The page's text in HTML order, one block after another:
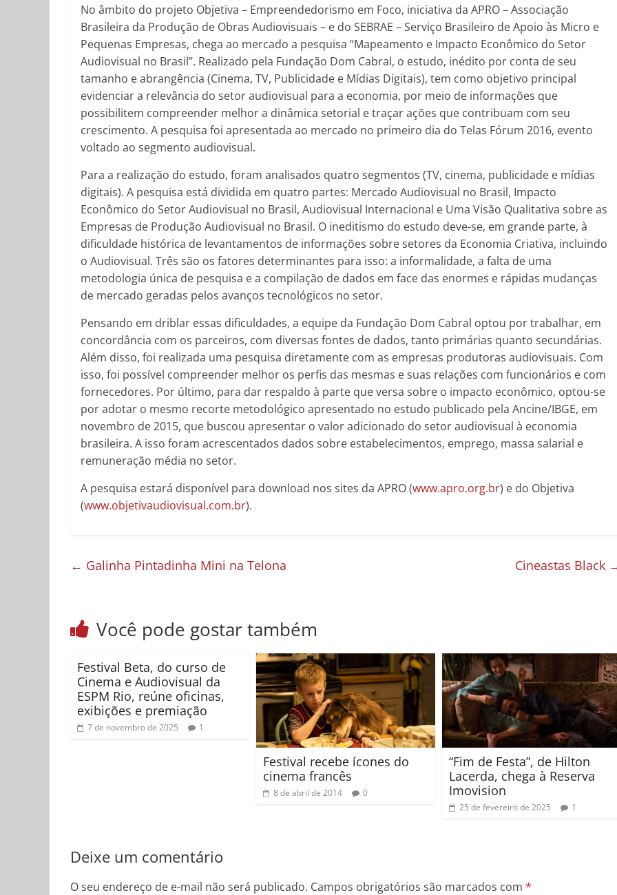
No âmbito do projeto Objetiva – Empreendedorismo em Foco, iniciativa da APRO – Associação
Brasileira da Produção de Obras Audiovisuais – e do SEBRAE – Serviço Brasileiro de Apoio às Micro e
Pequenas Empresas, chega ao mercado a pesquisa “Mapeamento e Impacto Econômico do Setor
Audiovisual no Brasil”. Realizado pela Fundação Dom Cabral, o estudo, inédito por conta de seu
tamanho e abrangência (Cinema, TV, Publicidade e Mídias Digitais), tem como objetivo principal
evidenciar a relevância do setor audiovisual para a economia, por meio de informações que
possibilitem compreender melhor a dinâmica setorial e traçar ações que contribuam com seu
crescimento. A pesquisa foi apresentada ao mercado no primeiro dia do Telas Fórum 2016, evento
voltado ao segmento audiovisual.
Para a realização do estudo, foram analisados quatro segmentos (TV, cinema, publicidade e mídias
digitais). A pesquisa está dividida em quatro partes: Mercado Audiovisual no Brasil, Impacto
Econômico do Setor Audiovisual no Brasil, Audiovisual Internacional e Uma Visão Qualitativa sobre as
Empresas de Produção Audiovisual no Brasil. O ineditismo do estudo deve-se, em grande parte, à
dificuldade histórica de levantamentos de informações sobre setores da Economia Criativa, incluindo
o Audiovisual. Três são os fatores determinantes para isso: a informalidade, a falta de uma
metodologia única de pesquisa e a compilação de dados em face das enormes e rápidas mudanças
de mercado geradas pelos avanços tecnológicos no setor.
Pensando em driblar essas dificuldades, a equipe da Fundação Dom Cabral optou por trabalhar, em
concordância com os parceiros, com diversas fontes de dados, tanto primárias quanto secundárias.
Além disso, foi realizada uma pesquisa diretamente com as empresas produtoras audiovisuais. Com
isso, foi possível compreender melhor os perfis das mesmas e suas relações com funcionários e com
fornecedores. Por último, para dar respaldo à parte que versa sobre o impacto econômico, optou-se
por adotar o mesmo recorte metodológico apresentado no estudo publicado pela Ancine/IBGE, em
novembro de 2015, que buscou apresentar o valor adicionado do setor audiovisual à economia
brasileira. A isso foram acrescentados dados sobre estabelecimentos, emprego, massa salarial e
remuneração média no setor.
A pesquisa estará disponível para download nos sites da APRO (www.apro.org.br) e do Objetiva
(www.objetivaudiovisual.com.br).
← Galinha Pintadinha Mini na Telona Cineastas Black
Você pode gostar também
Festival Beta, do curso de
Cinema e Audiovisual da
ESPM Rio, reúne oficinas,
exibições e premiação
7 de novembro de 2025 1
Festival recebe ícones do
cinema francês
8 de abril de 2014 0
“Fim de Festa”, de Hilton
Lacerda, chega à Reserva
Imovision
25 de fevereiro de 2025 1
Deixe um comentário
O seu endereço de e-mail não será publicado. Campos obrigatórios são marcados com *